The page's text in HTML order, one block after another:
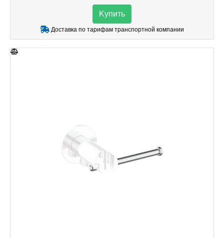
Kупить
Доставка по тарифам транспортной компании